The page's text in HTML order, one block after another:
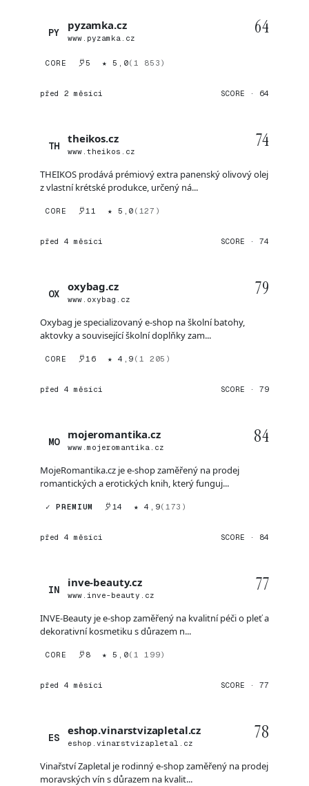
PY
pyzamka.cz
www.pyzamka.cz
64
CORE 5 ★ 5,0(1 853)
před 2 měsíci SCORE · 64
TH
theikos.cz
www.theikos.cz
74
THEIKOS prodává prémiový extra panenský olivový olej
z vlastní krétské produkce, určený ná...
CORE 11 ★ 5,0 (127)
před 4 měsíci SCORE · 74
OX
oxybag.cz
www.oxybag.cz
79
Oxybag je specializovaný e-shop na školní batohy,
aktovky a související školní doplňky zam...
CORE 16 ★ 4,9 (1 205)
před 4 měsíci SCORE · 79
MO
mojeromantika.cz
www.mojeromantika.cz
84
MojeRomantika.cz je e-shop zaměřený na prodej
romantických a erotických knih, který funguj...
✓ PREMIUM 14 ★ 4,9(173)
před 4 měsíci SCORE · 84
IN
inve-beauty.cz
www.inve-beauty.cz
77
INVE-Beauty je e-shop zaměřený na kvalitní péči o pleť a
dekorativní kosmetiku s důrazem n...
CORE 8 ★ 5,0(1 199)
před 4 měsíci SCORE · 77
ES
eshop.vinarstvizapletal.cz
eshop.vinarstvizapletal.cz
78
Vinařství Zapletal je rodinný e-shop zaměřený na prodej
moravských vín s důrazem na kvalit...